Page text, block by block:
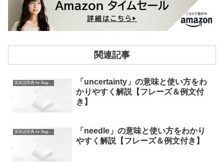
関連記事
英単語辞典 for Beginners
「uncertainty」の意味と使い方をわ
かりやすく解説【フレーズ＆例文付
き】
英単語辞典 for Beginners
「needle」の意味と使い方をわかり
やすく解説【フレーズ＆例文付き】